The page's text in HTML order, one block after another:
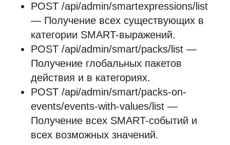
POST /api/admin/smartexpressions/list
— Получение всех существующих в
категории SMART-выражений.
POST /api/admin/smart/packs/list —
Получение глобальных пакетов
действия и в категориях.
POST /api/admin/smart/packs-on-
events/events-with-values/list —
Получение всех SMART-событий и
всех возможных значений.